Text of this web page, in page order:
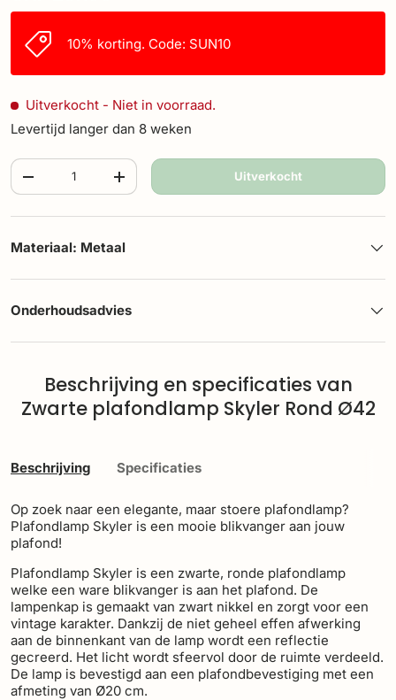
10% korting. Code: SUN10
Uitverkocht - Niet in voorraad.
Levertijd langer dan 8 weken
Aantal
-
+ Uitverkocht
Materiaal: Metaal
Onderhoudsadvies
Beschrijving en specificaties van
Zwarte plafondlamp Skyler Rond Ø42
Beschrijving Specificaties
Op zoek naar een elegante, maar stoere plafondlamp?
Plafondlamp Skyler is een mooie blikvanger aan jouw
plafond!
Plafondlamp Skyler is een zwarte, ronde plafondlamp
welke een ware blikvanger is aan het plafond. De
lampenkap is gemaakt van zwart nikkel en zorgt voor een
vintage karakter. Dankzij de niet geheel effen afwerking
aan de binnenkant van de lamp wordt een reflectie
gecreerd. Het licht wordt sfeervol door de ruimte verdeeld.
De lamp is bevestigd aan een plafondbevestiging met een
afmeting van Ø20 cm.